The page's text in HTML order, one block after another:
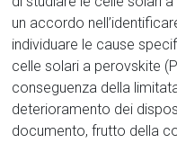
un accordo
individuare le cause
celle solari a perovskite
conseguenza della
deterioramento dei
documento, frutto della